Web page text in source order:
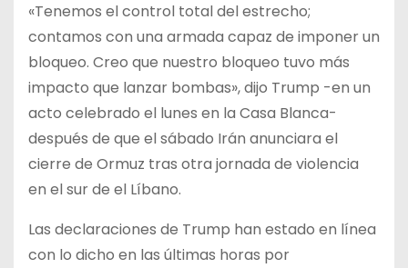
«Tenemos el control total del estrecho;
contamos con una armada capaz de imponer un
bloqueo. Creo que nuestro bloqueo tuvo más
impacto que lanzar bombas», dijo Trump -en un
acto celebrado el lunes en la Casa Blanca-
después de que el sábado Irán anunciara el
cierre de Ormuz tras otra jornada de violencia
en el sur de el Líbano.
Las declaraciones de Trump han estado en línea
con lo dicho en las últimas horas por